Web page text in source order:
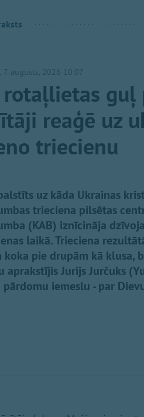
7. augusts, 2026 10:07
rotaļlietas guļ
reaģē uz
triecienu
uz kāda Ukrainas
trieciena pilsētas
(KAB) iznīcināja
laikā. Trieciena
koka pie drupām kā klusa,
aprakstījis Jurijs Jurčuks
pārdomu iemeslu - par